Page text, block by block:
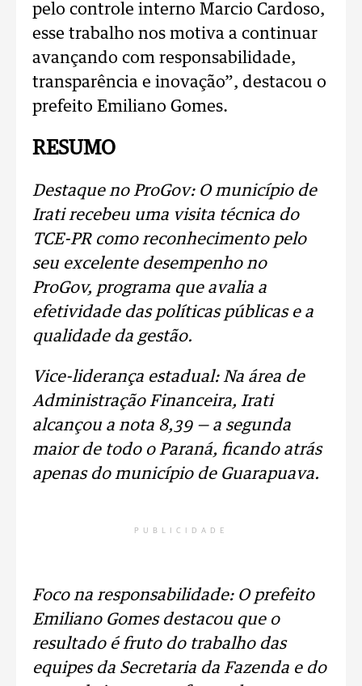
pelo controle interno Marcio Cardoso,
esse trabalho nos motiva a continuar
avançando com responsabilidade,
transparência e inovação”, destacou o
prefeito Emiliano Gomes.
RESUMO
Destaque no ProGov: O município de
Irati recebeu uma visita técnica do
TCE-PR como reconhecimento pelo
seu excelente desempenho no
ProGov, programa que avalia a
efetividade das políticas públicas e a
qualidade da gestão.
Vice-liderança estadual: Na área de
Administração Financeira, Irati
alcançou a nota 8,39 — a segunda
maior de todo o Paraná, ficando atrás
apenas do município de Guarapuava.
PUBLICIDADE
Foco na responsabilidade: O prefeito
Emiliano Gomes destacou que o
resultado é fruto do trabalho das
equipes da Secretaria da Fazenda e do